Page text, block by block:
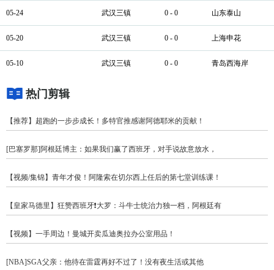
05-24 武汉三镇 0 - 0 山东泰山
05-20 武汉三镇 0 - 0 上海申花
05-10 武汉三镇 0 - 0 青岛西海岸
热门剪辑
【推荐】超跑的一步步成长！多特官推感谢阿德耶米的贡献！
[巴塞罗那]阿根廷博主：如果我们赢了西班牙，对手说故意放水，
【视频/集锦】青年才俊！阿隆索在切尔西上任后的第七堂训练课！
【皇家马德里】狂赞西班牙❗大罗：斗牛士统治力独一档，阿根廷有
【视频】一手周边！曼城开卖瓜迪奥拉办公室用品！
[NBA]SGA父亲：他待在雷霆再好不过了！没有夜生活或其他